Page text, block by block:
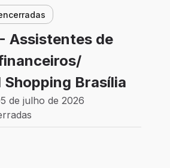
- Assistentes de
Shopping Brasília
de julho de 2026
Brasília - DF